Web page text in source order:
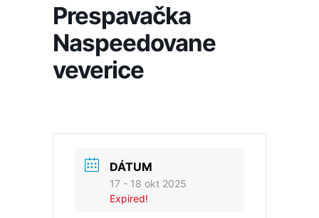
Prespavačka
Naspeedovane
veverice
DÁTUM
17 - 18 okt 2025
Expired!